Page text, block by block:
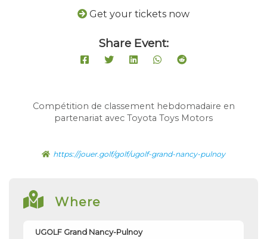
Get your tickets now
Share Event:
Compétition de classement hebdomadaire en
partenariat avec Toyota Toys Motors
https://jouer.golf/golf/ugolf-grand-nancy-pulnoy
Where
UGOLF Grand Nancy-Pulnoy